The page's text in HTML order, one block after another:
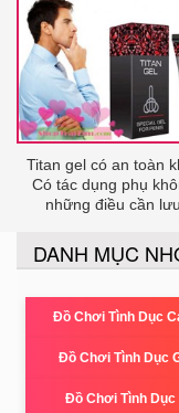
Titan gel có an toàn
Có tác dụng phụ
những điều cần
DANH MỤC
Đồ Chơi Tình Dục
Đồ Chơi Tình Dục
Đồ Chơi Tình Dục